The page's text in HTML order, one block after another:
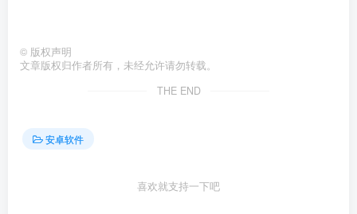
© 版权声明
文章版权归作者所有，未经允许请勿转载。
THE END
安卓软件
喜欢就支持一下吧